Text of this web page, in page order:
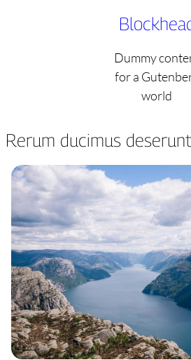
Dummy
for a
world
Rerum ducimus